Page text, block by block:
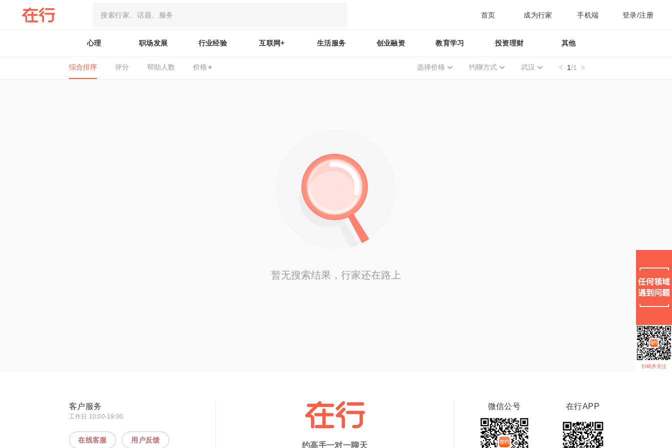
首页 成为行家 手机端 登录/注册
心理 职场发展 行业经验 互联网+ 生活服务 创业融资 教育学习 投资理财 其他
综合排序 评分 帮助人数 价格 选择价格 约聊方式 武汉 1/1
暂无搜索结果，行家还在路上
扫码并关注
客户服务
工作日 10:00-19:00
在线客服 用户反馈
约高手一对一聊天
微信公号 在行APP